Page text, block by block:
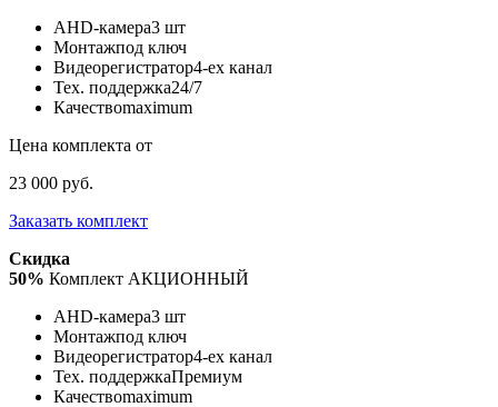
AHD-камера3 шт
Монтажпод ключ
Видеорегистратор4-ех канал
Тех. поддержка24/7
Качествоmaximum
Цена комплекта от
23 000 руб.
Заказать комплект
Скидка
50% Комплект АКЦИОННЫЙ
AHD-камера3 шт
Монтажпод ключ
Видеорегистратор4-ех канал
Тех. поддержкаПремиум
Качествоmaximum